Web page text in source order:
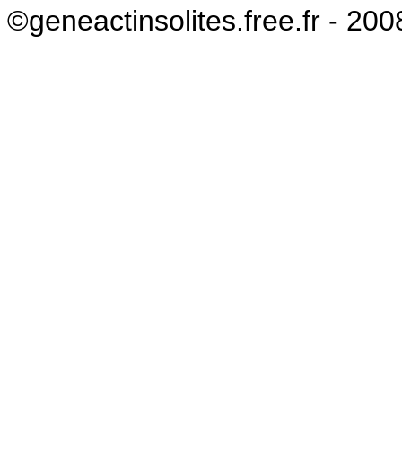
©geneactinsolites.free.fr -